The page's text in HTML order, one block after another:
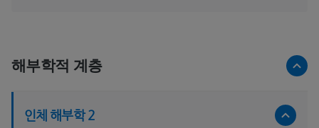
해부학적 계층
인체 해부학 2